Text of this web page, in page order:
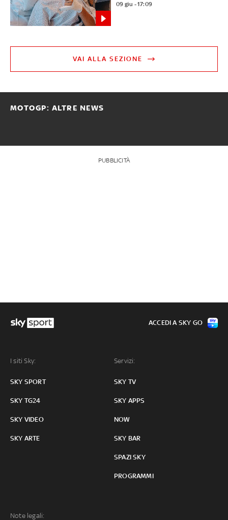
09 giu - 17:09
VAI ALLA SEZIONE
MOTOGP: ALTRE NEWS
PUBBLICITÀ
I siti Sky:
SKY SPORT
SKY TG24
SKY VIDEO
SKY ARTE
Servizi:
SKY TV
SKY APPS
NOW
SKY BAR
SPAZI SKY
PROGRAMMI
Note legali:
ACCEDI A SKY GO